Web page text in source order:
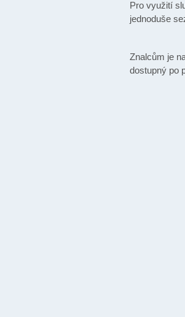
Pro využití
jednoduše
Znalcům je
dostupný po